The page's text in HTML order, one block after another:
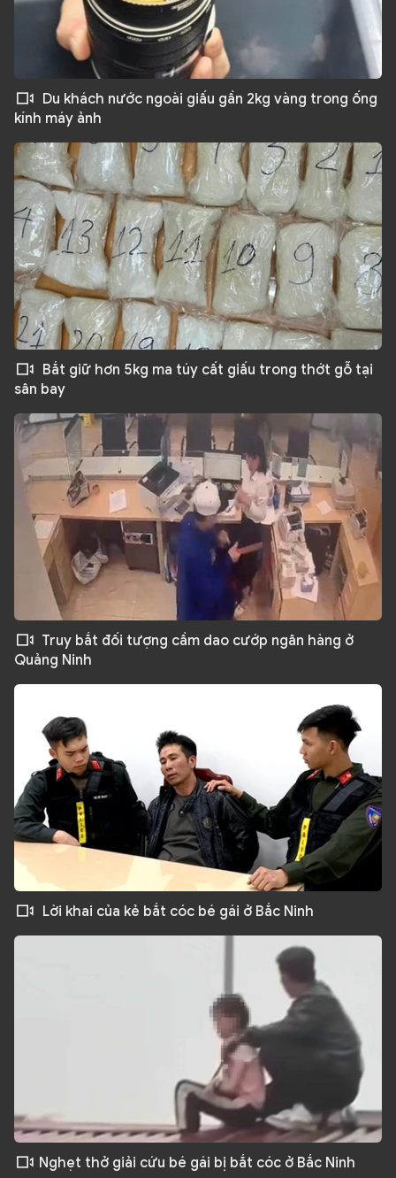
Du khách nước ngoài giấu gần 2kg vàng trong ống
kính máy ảnh
Bắt giữ hơn 5kg ma túy cất giấu trong thớt gỗ tại
sân bay
Truy bắt đối tượng cầm dao cướp ngân hàng ở
Quảng Ninh
Lời khai của kẻ bắt cóc bé gái ở Bắc Ninh
Nghẹt thở giải cứu bé gái bị bắt cóc ở Bắc Ninh